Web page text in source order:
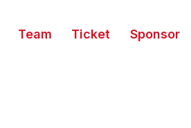
Team Ticket Sponsor